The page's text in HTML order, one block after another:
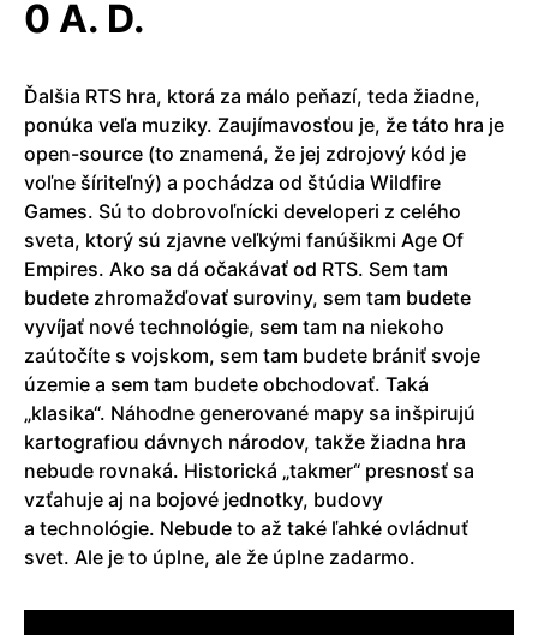
0 A. D.
Ďalšia RTS hra, ktorá za málo peňazí, teda žiadne,
ponúka veľa muziky. Zaujímavosťou je, že táto hra je
open-source (to znamená, že jej zdrojový kód je
voľne šíriteľný) a pochádza od štúdia Wildfire
Games. Sú to dobrovoľnícki developeri z celého
sveta, ktorý sú zjavne veľkými fanúšikmi Age Of
Empires. Ako sa dá očakávať od RTS. Sem tam
budete zhromažďovať suroviny, sem tam budete
vyvíjať nové technológie, sem tam na niekoho
zaútočíte s vojskom, sem tam budete brániť svoje
územie a sem tam budete obchodovať. Taká
„klasika“. Náhodne generované mapy sa inšpirujú
kartografiou dávnych národov, takže žiadna hra
nebude rovnaká. Historická „takmer“ presnosť sa
vzťahuje aj na bojové jednotky, budovy
a technológie. Nebude to až také ľahké ovládnuť
svet. Ale je to úplne, ale že úplne zadarmo.